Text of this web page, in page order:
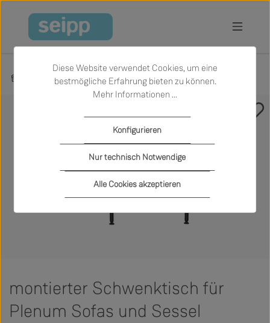
Zum Hauptinhalt springen
Produkte Wohnen Sofas
montierter Schwenktisch für
Plenum Sofas und Sessel
Diese Website verwendet Cookies, um eine
bestmögliche Erfahrung bieten zu können.
Mehr Informationen ...
Nur technisch Notwendige
Konfigurieren
Alle Cookies akzeptieren